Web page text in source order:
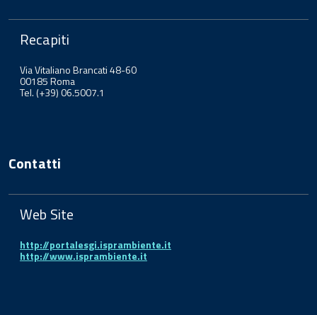
Recapiti
Via Vitaliano Brancati 48-60
00185 Roma
Tel. (+39) 06.5007.1
Contatti
Web Site
http://portalesgi.isprambiente.it
http://www.isprambiente.it